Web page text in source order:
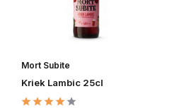
Mort Subite
Kriek Lambic 25cl